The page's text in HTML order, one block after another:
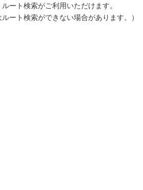
ート検索がご利用いただけます。
ート検索ができない場合があります。）